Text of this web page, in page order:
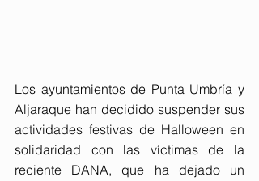
Los ayuntamientos de Punta Umbría y
Aljaraque han decidido suspender sus
actividades festivas de Halloween en
solidaridad con las víctimas de la
reciente DANA, que ha dejado un